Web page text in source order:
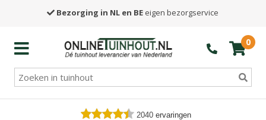
Bezorging in NL en BE eigen bezorgservice
0
2040 ervaringen